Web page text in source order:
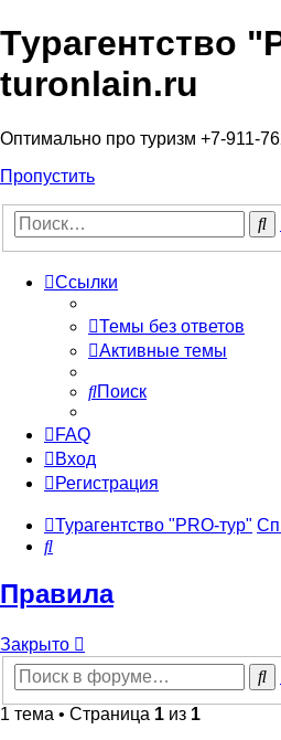
Турагентство
turonlain.ru
Оптимально про туризм +7-911-
Пропустить
Ссылки
Темы без ответов
Активные темы
Поиск
FAQ
Вход
Регистрация
Турагентство "PRO-тур"
Поиск
Правила
Закрыто
1 тема • Страница 1 из 1